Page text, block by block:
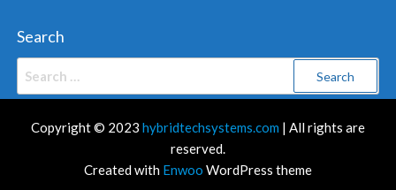
Search
Copyright © 2023 hybridtechsystems.com | All rights are
reserved.
Created with Enwoo WordPress theme